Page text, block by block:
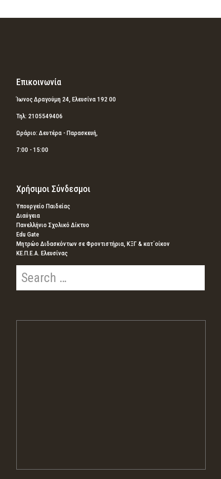
Επικοινωνία
Ίωνος Δραγούμη 24, Ελευσίνα 192 00
Τηλ: 2105549406
Ωράριο: Δευτέρα - Παρασκευή,
7:00 - 15:00
Χρήσιμοι Σύνδεσμοι
Υπουργείο Παιδείας
Διαύγεια
Πανελλήνιο Σχολικό Δίκτυο
Edu Gate
Μητρώο Διδασκόντων σε Φροντιστήρια, ΚΞΓ & κατ΄οίκον
ΚΕ.Π.Ε.Α. Ελευσίνας